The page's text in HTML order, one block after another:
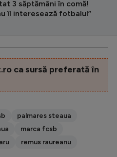
3 săptămâni în comă!
îl interesează fotbalul”
ca sursă preferată în
palmares steaua
marca fcsb
remus raureanu